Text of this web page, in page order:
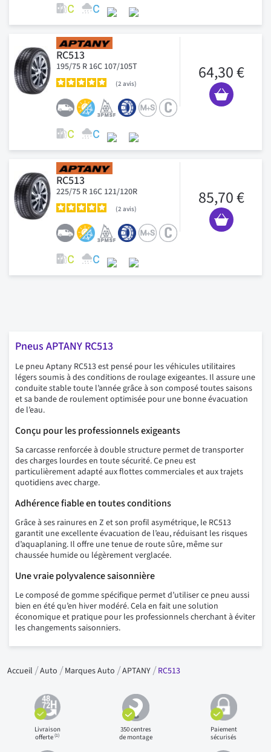
RC513
195/75 R 16C 107/105T
2 avis
64,30 €
RC513
225/75 R 16C 121/120R
2 avis
85,70 €
Pneus APTANY RC513
Le pneu Aptany RC513 est pensé pour les véhicules utilitaires
légers soumis à des conditions de roulage exigeantes. Il assure une
conduite stable toute l’année grâce à son composé toutes saisons
et sa bande de roulement optimisée pour une bonne évacuation
de l’eau.
Conçu pour les professionnels exigeants
Sa carcasse renforcée à double structure permet de transporter
des charges lourdes en toute sécurité. Ce pneu est
particulièrement adapté aux flottes commerciales et aux trajets
quotidiens avec charge.
Adhérence fiable en toutes conditions
Grâce à ses rainures en Z et son profil asymétrique, le RC513
garantit une excellente évacuation de l’eau, réduisant les risques
d’aquaplaning. Il offre une tenue de route sûre, même sur
chaussée humide ou légèrement verglacée.
Une vraie polyvalence saisonnière
Le composé de gomme spécifique permet d’utiliser ce pneu aussi
bien en été qu’en hiver modéré. Cela en fait une solution
économique et pratique pour les professionnels cherchant à éviter
les changements saisonniers.
Accueil Auto Marques Auto APTANY RC513
Livraison
offerte(1)
350 centres
de montage
Paiement
sécurisés